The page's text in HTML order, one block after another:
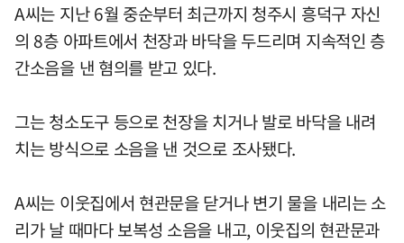
A씨는 지난 6월 중순부터 최근까지 청주시 흥덕구 자신
의 8층 아파트에서 천장과 바닥을 두드리며 지속적인 층
간소음을 낸 혐의를 받고 있다.
그는 청소도구 등으로 천장을 치거나 발로 바닥을 내려
치는 방식으로 소음을 낸 것으로 조사됐다.
A씨는 이웃집에서 현관문을 닫거나 변기 물을 내리는 소
리가 날 때마다 보복성 소음을 내고, 이웃집의 현관문과